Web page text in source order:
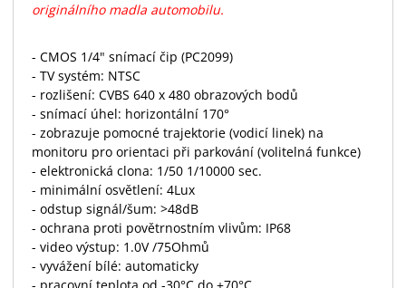
originálního madla automobilu.
- CMOS 1/4" snímací čip (PC2099)
- TV systém: NTSC
- rozlišení: CVBS 640 x 480 obrazových bodů
- snímací úhel: horizontální 170°
- zobrazuje pomocné trajektorie (vodicí linek) na
monitoru pro orientaci při parkování (volitelná funkce)
- elektronická clona: 1/50 1/10000 sec.
- minimální osvětlení: 4Lux
- odstup signál/šum: >48dB
- ochrana proti povětrnostním vlivům: IP68
- video výstup: 1.0V /75Ohmů
- vyvážení bílé: automaticky